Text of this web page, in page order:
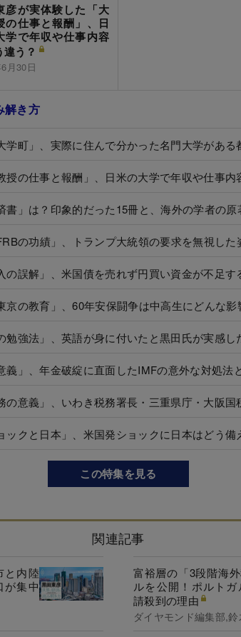
彦が実体験した「大
の仕事と報酬」、日
学で年収や仕事内容
違う？
月30日
解き方
町」、実際に住んで分かった名門大学がある
の仕事と報酬」、日米の大学で年収や仕事内
書」は？印象的だった15冊と、海外の学者の原
の功績」、トランプ大統領の要求を無視した
の誤解」、米国債を売れず円買い資金が不足す
京の教育」、60年安保闘争は中高生にどんな影
強法」、英語が身に付いたと黒田氏が実感し
」、年金破綻に直面したIMFの意外な対処法
の意義」、いわき税務署長・三重県庁・大阪国
ックと日本」、米国発ショックに日本はどう備
この特集を見る
関連記事
と内陸
が集中
富裕層の「3段階海
ルを公開！ポルト
請殺到の理由
ダイヤモンド編集部,鈴